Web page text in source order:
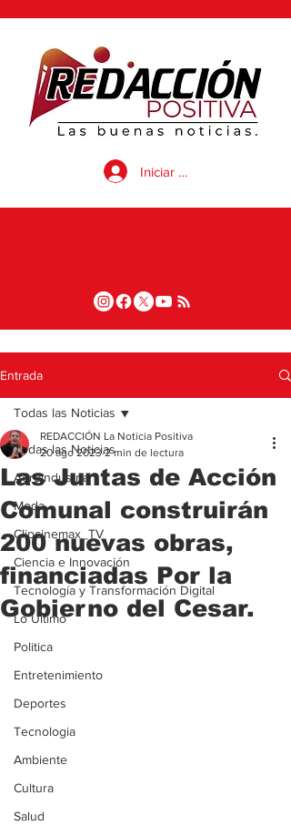
Iniciar sesión
Entrada
Todas las Noticias
Agroindustria
Moda
Clipcinemax_TV
Ciencia e Innovación
Tecnología y Transformación Digital
Lo Ultimo
Politica
Entretenimiento
Deportes
Tecnologia
Ambiente
Cultura
Salud
Todas las Noticias
Las Juntas de Acción
Comunal construirán
200 nuevas obras,
financiadas Por la
Gobierno del Cesar.
REDACCIÓN La Noticia Positiva
20 ago 2023 2 min de lectura